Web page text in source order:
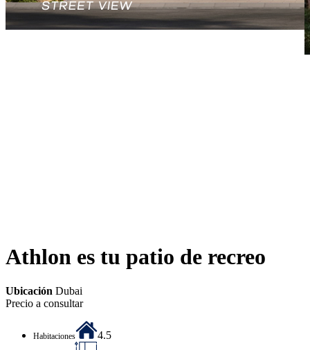
Athlon es tu patio de recreo
Ubicación Dubai
Precio a consultar
Habitaciones 4.5